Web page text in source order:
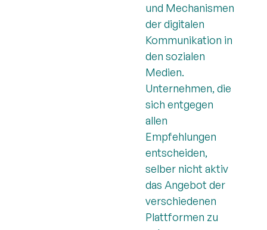
und Mechanismen
der digitalen
Kommunikation in
den sozialen
Medien.
Unternehmen, die
sich entgegen
allen
Empfehlungen
entscheiden,
selber nicht aktiv
das Angebot der
verschiedenen
Plattformen zu